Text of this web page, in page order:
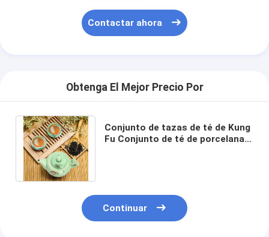
Contactar ahora
Obtenga El Mejor Precio Por
Conjunto de tazas de té de Kung
Fu Conjunto de té de porcelana
Continuar